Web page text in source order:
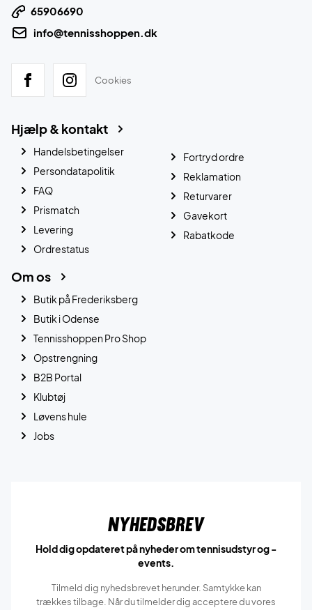
65906690
info@tennisshoppen.dk
Cookies
Hjælp & kontakt
Handelsbetingelser
Persondatapolitik
FAQ
Prismatch
Levering
Ordrestatus
Fortryd ordre
Reklamation
Returvarer
Gavekort
Rabatkode
Om os
Butik på Frederiksberg
Butik i Odense
Tennisshoppen Pro Shop
Opstrengning
B2B Portal
Klubtøj
Løvens hule
Jobs
Nyhedsbrev
Hold dig opdateret på nyheder om tennisudstyr og -
events.
Tilmeld dig nyhedsbrevet herunder. Samtykke kan
trækkes tilbage. Når du tilmelder dig acceptere du vores